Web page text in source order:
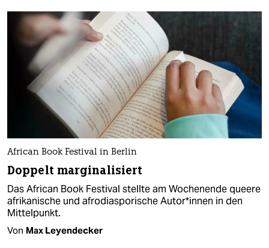
African Book Festival in Berlin
Doppelt marginalisiert
Das African Book Festival stellte am Wochenende queere
afrikanische und afrodiasporische Au­to­r*in­nen in den
Mittelpunkt.
Von Max Leyendecker